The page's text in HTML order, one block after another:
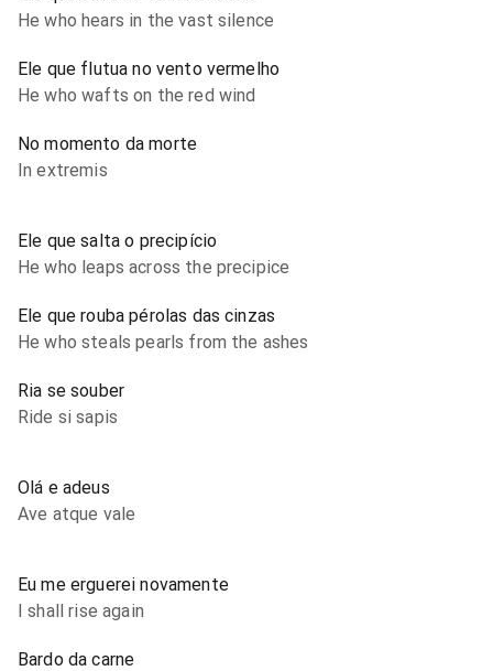
He who hears in the vast silence
Ele que flutua no vento vermelho
He who wafts on the red wind
No momento da morte
In extremis
Ele que salta o precipício
He who leaps across the precipice
Ele que rouba pérolas das cinzas
He who steals pearls from the ashes
Ria se souber
Ride si sapis
Olá e adeus
Ave atque vale
Eu me erguerei novamente
I shall rise again
Bardo da carne